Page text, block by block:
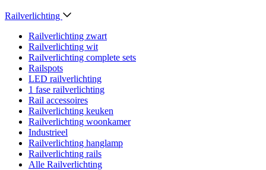
Railverlichting
Railverlichting zwart
Railverlichting wit
Railverlichting complete sets
Railspots
LED railverlichting
1 fase railverlichting
Rail accessoires
Railverlichting keuken
Railverlichting woonkamer
Industrieel
Railverlichting hanglamp
Railverlichting rails
Alle Railverlichting